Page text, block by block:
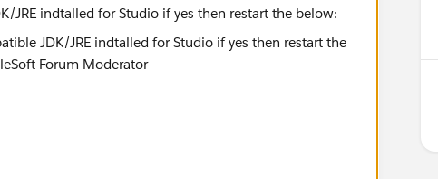
JRE indtalled for Studio if yes then restart the below: